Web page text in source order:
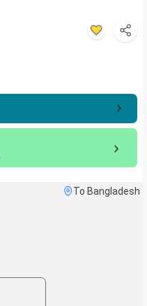
To Bangladesh